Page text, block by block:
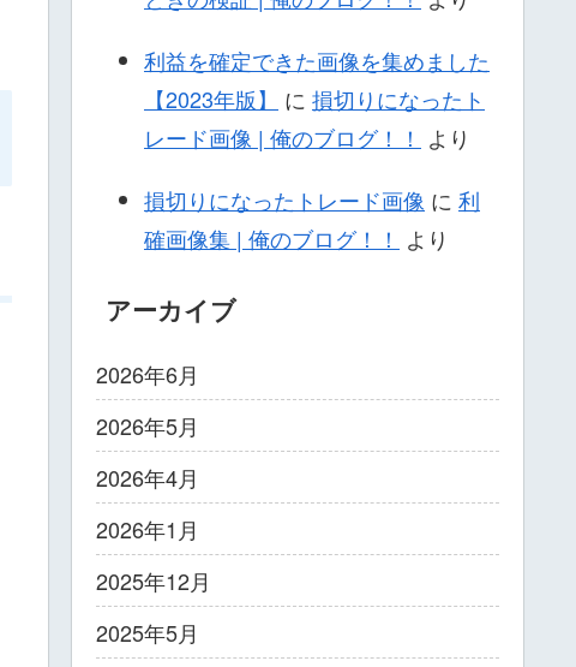
利益を確定できた画像を集めました
【2023年版】
に 損切りになったト
レード画像 | 俺のブログ！！ より
損切りになったトレード画像 に 利
確画像集 | 俺のブログ！！ より
アーカイブ
2026年6月
2026年5月
2026年4月
2026年1月
2025年12月
2025年5月